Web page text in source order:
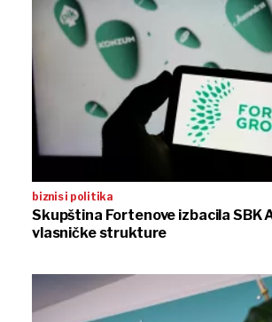
biznis i politika
Skupština Fortenove izbacila SBK
vlasničke strukture